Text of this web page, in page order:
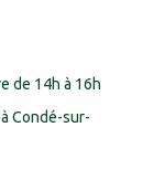
de 14h à 16h
Condé-sur-